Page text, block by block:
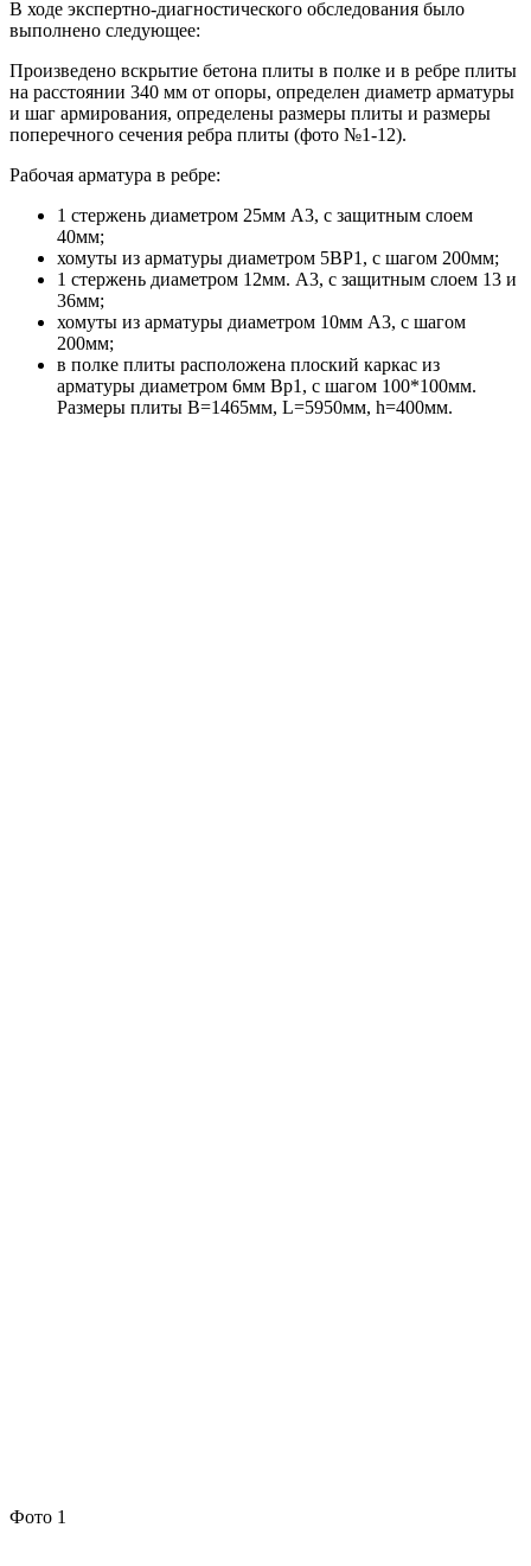
В ходе экспертно-диагностического обследования было
выполнено следующее:
Произведено вскрытие бетона плиты в полке и в ребре плиты
на расстоянии 340 мм от опоры, определен диаметр арматуры
и шаг армирования, определены размеры плиты и размеры
поперечного сечения ребра плиты (фото №1-12).
Рабочая арматура в ребре:
1 стержень диаметром 25мм А3, с защитным слоем
40мм;
хомуты из арматуры диаметром 5ВР1, с шагом 200мм;
1 стержень диаметром 12мм. А3, с защитным слоем 13 и
36мм;
хомуты из арматуры диаметром 10мм А3, с шагом
200мм;
в полке плиты расположена плоский каркас из
арматуры диаметром 6мм Вр1, с шагом 100*100мм.
Размеры плиты В=1465мм, L=5950мм, h=400мм.
Фото 1